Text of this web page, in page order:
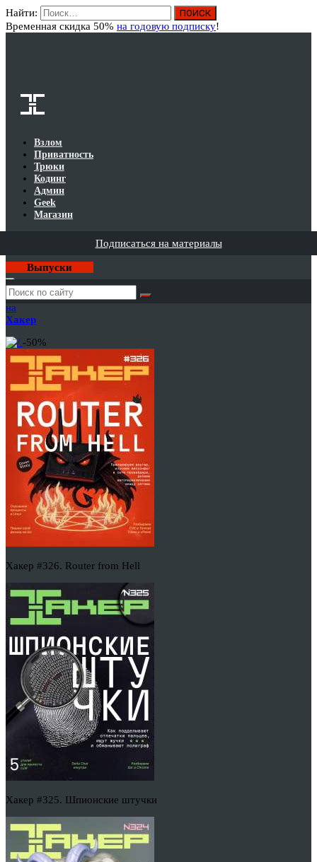
Найти:
Временная скидка 50% на годовую подписку!
Взлом
Приватность
Трюки
Кодинг
Админ
Geek
Магазин
Подписаться на материалы
Выпуски
Годовая
подписка
на
Хакер
-50%
Хакер #326. Router from Hell
Хакер #325. Шпионские штучки